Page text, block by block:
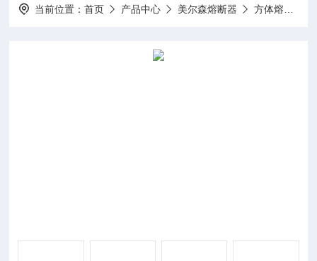
当前位置：首页 产品中心 美尔森熔断器 方体熔断器